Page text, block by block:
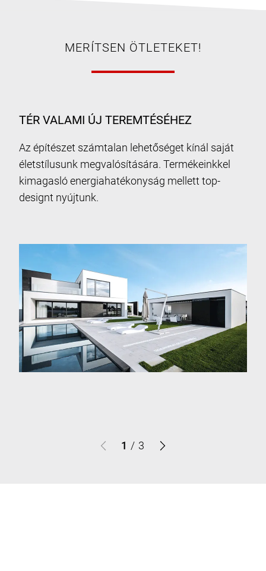
MERÍTSEN ÖTLETEKET!
TÉR VALAMI ÚJ TEREMTÉSÉHEZ
Az építészet számtalan lehetőséget kínál saját
életstílusunk megvalósítására. Termékeinkkel
kimagasló energiahatékonyság mellett top-
designt nyújtunk.
1 / 3